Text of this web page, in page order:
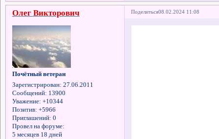
Поделиться08.02.2024 11:08
Олег Викторович
Почётный ветеран
Зарегистрирован: 27.06.2011
Сообщений: 13900
Уважение: +10344
Позитив: +5966
Приглашений: 0
Провел на форуме:
5 месяцев 18 дней